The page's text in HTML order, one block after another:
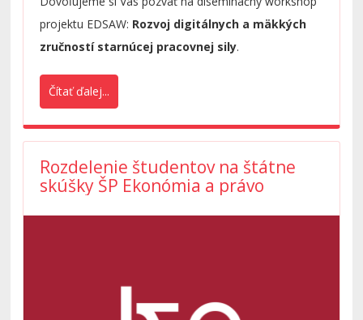
projektu EDSAW: Rozvoj digitálnych a mäkkých
zručností starnúcej pracovnej sily.
Čítať ďalej...
Rozdelenie študentov na štátne
skúšky ŠP Ekonómia a právo